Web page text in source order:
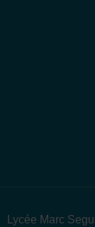
Lycée Marc